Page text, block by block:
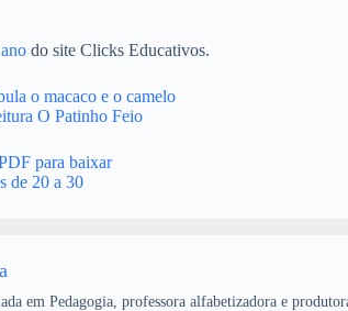
do site Clicks Educativos.
o macaco e o camelo
O Patinho Feio
para baixar
de 20 a 30
em Pedagogia, professora alfabetizadora e